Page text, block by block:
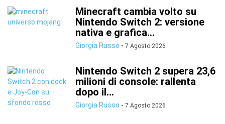
Minecraft cambia volto su
Nintendo Switch 2: versione
nativa e grafica...
Giorgia Russo - 7 Agosto 2026
Nintendo Switch 2 supera 23,6
milioni di console: rallenta
dopo il...
Giorgia Russo - 7 Agosto 2026